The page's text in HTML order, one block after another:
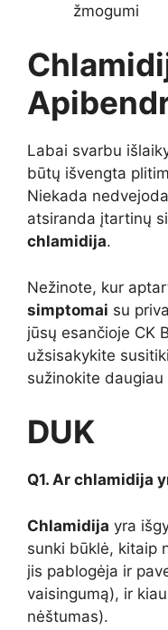
žmogumi
Labai svarbu
būtų išvengta
Niekada
atsiranda įtartinų
chlamidija.
Nežinote, kur
simptomai su
jūsų esančioje CK
užsisakykite
sužinokite daugiau
DUK
Q1. Ar chlamidija
Chlamidija yra
sunki būklė, kitaip
jis pablogėja ir
vaisingumą), ir
nėštumas).